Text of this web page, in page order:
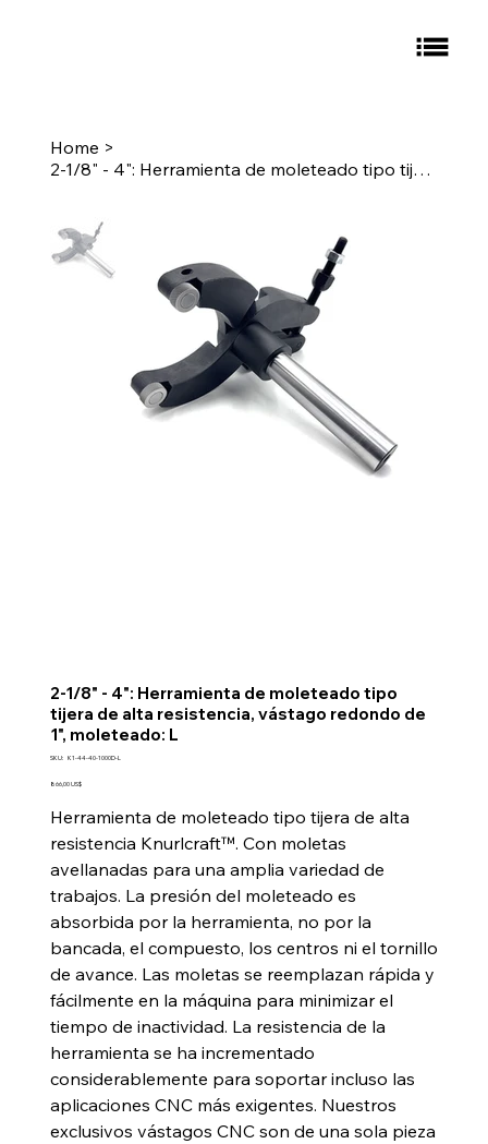
Home >
2-1/8" - 4": Herramienta de moleteado tipo tijera de alta resistencia, vástago redondo de 1", moleteado: L
2-1/8" - 4": Herramienta de moleteado tipo
tijera de alta resistencia, vástago redondo de
1", moleteado: L
SKU: SKU
44-
L
K1-44-40-1000D-L
Precio
866,00 US$
Herramienta de moleteado tipo tijera de alta
resistencia Knurlcraft™. Con moletas
avellanadas para una amplia variedad de
trabajos. La presión del moleteado es
absorbida por la herramienta, no por la
bancada, el compuesto, los centros ni el tornillo
de avance. Las moletas se reemplazan rápida y
fácilmente en la máquina para minimizar el
tiempo de inactividad. La resistencia de la
herramienta se ha incrementado
considerablemente para soportar incluso las
aplicaciones CNC más exigentes. Nuestros
exclusivos vástagos CNC son de una sola pieza